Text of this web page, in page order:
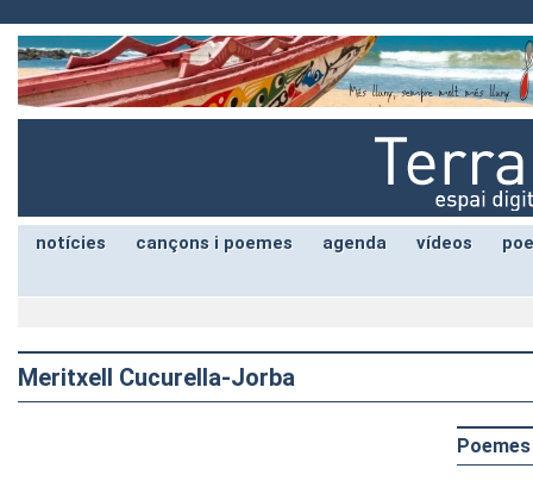
notícies cançons i poemes agenda vídeos
Meritxell Cucurella-Jorba
Poemes